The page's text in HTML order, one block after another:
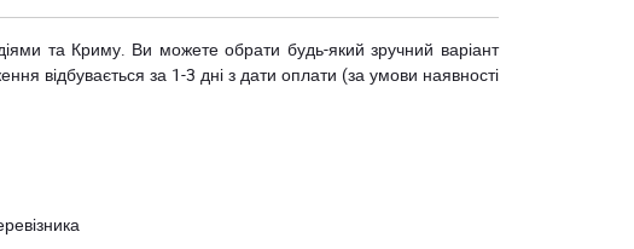
та Криму. Ви можете обрати будь-який зручний варіант
відбувається за 1-3 дні з дати оплати (за умови наявності